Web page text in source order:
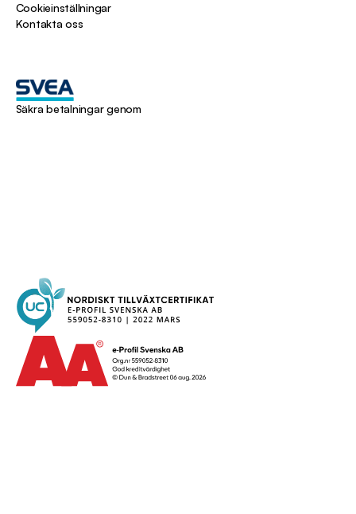
Cookieinställningar
Kontakta oss
Säkra betalningar genom